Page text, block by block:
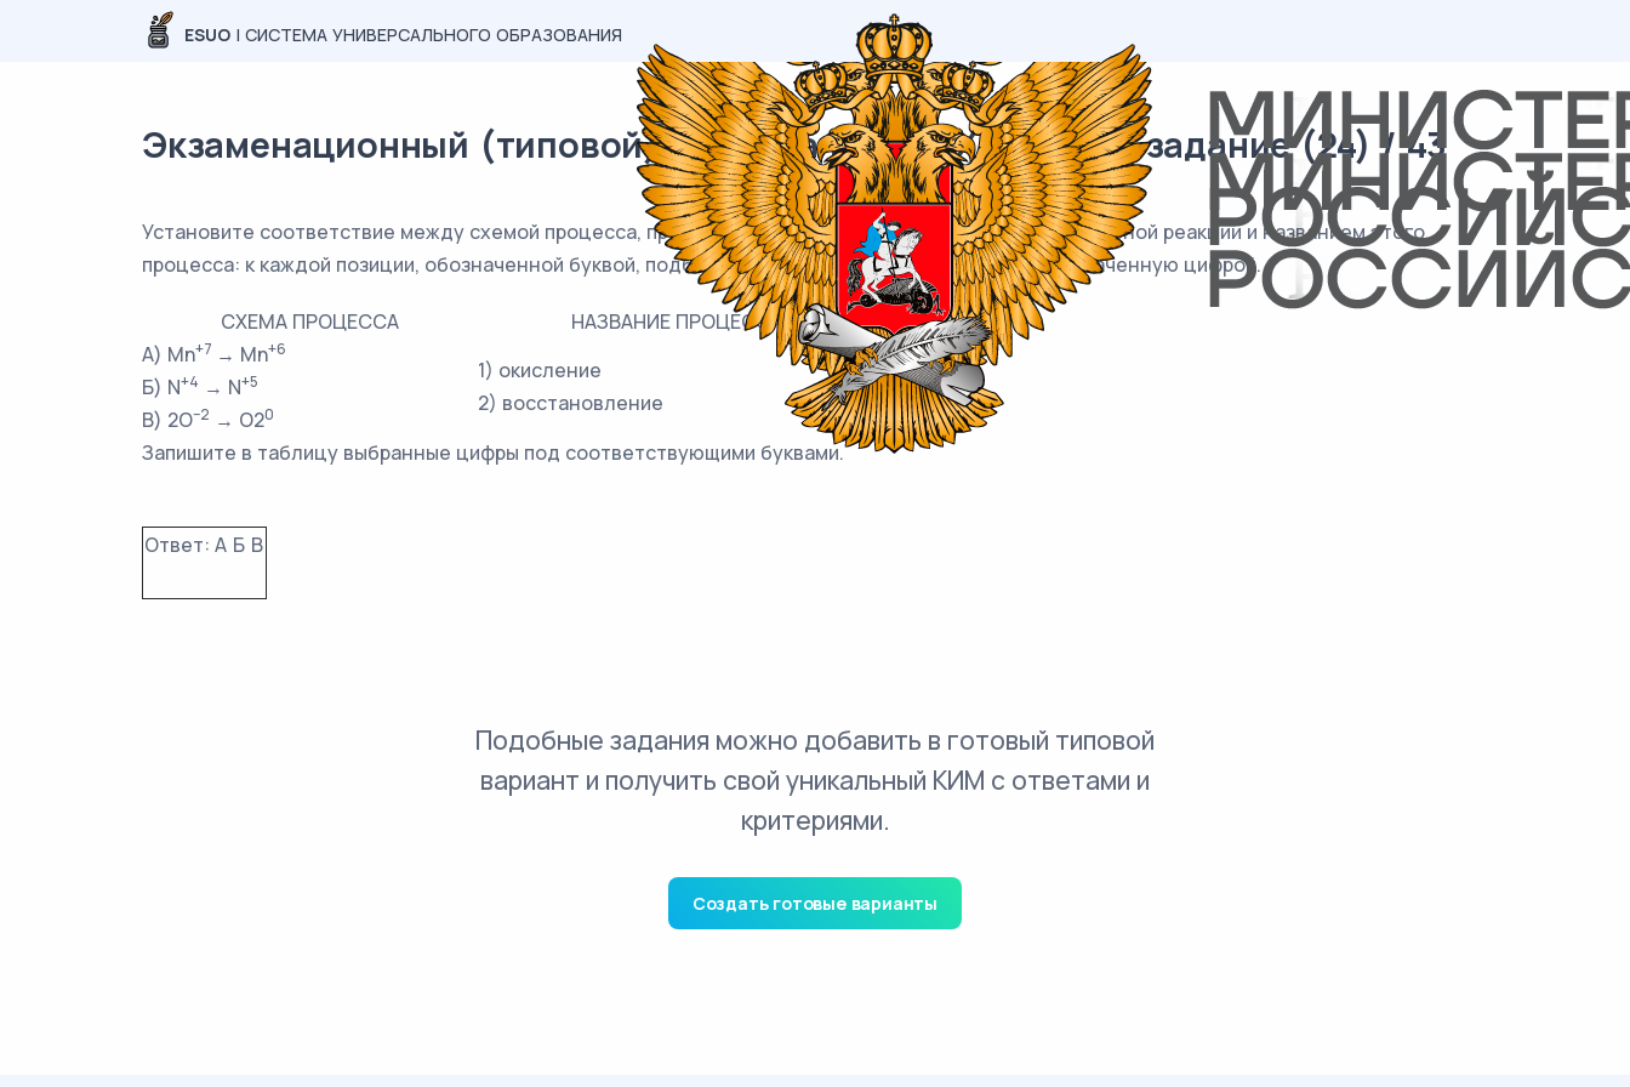
ESUO | СИСТЕМА УНИВЕРСАЛЬНОГО ОБРАЗОВАНИЯ
Экзаменационный (типовой) материал ОГЭ / Химия / 15 задание (24) / 43
Установите соответствие между схемой процесса, происходящего в окислительно-восстановительной реакции и названием этого
процесса: к каждой позиции, обозначенной буквой, подберите соответствующую позицию, обозначенную цифрой.
СХЕМА ПРОЦЕССА
НАЗВАНИЕ ПРОЦЕССА
А) Mn+7 → Mn+6
Б) N+4 → N+5
В) 2O–2 → O20
1) окисление
2) восстановление
Запишите в таблицу выбранные цифры под соответствующими буквами.
Ответ: А Б В
Подобные задания можно добавить в готовый типовой
вариант и получить свой уникальный КИМ с ответами и
критериями.
Создать готовые варианты